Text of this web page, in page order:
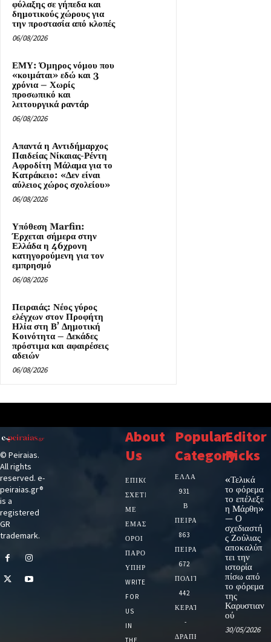
φύλαξης σε γήπεδα και
δημοτικούς χώρους για
την προστασία από κλοπές
06/08/2026
ΕΜΥ: Όμηρος νόμου που
«κοιμάται» εδώ και 3
χρόνια – Χωρίς
προσωπικό και
λειτουργικά ραντάρ
06/08/2026
Απαντά η Αντιδήμαρχος
Παιδείας Νίκαιας-Ρέντη
Αφροδίτη Μάλαμα για το
Κατράκειο: «Δεν είναι
αύλειος χώρος σχολείου»
06/08/2026
Υπόθεση Marfin:
Έρχεται σήμερα στην
Ελλάδα η 46χρονη
κατηγορούμενη για τον
εμπρησμό
06/08/2026
Πειραιάς: Νέος γύρος
ελέγχων στον Προφήτη
Ηλία στη Β’ Δημοτική
Κοινότητα – Δεκάδες
πρόστιμα και αφαιρέσεις
αδειών
06/08/2026
© Peiraias.
All rights
reserved. e-
peiraias.gr®
is a
registered
GR
trademark.
About
Us
ΕΠΙΚΟΙΝΩΝΙΑ
ΣΧΕΤΙΚΆ
ΜΕ
ΕΜΆΣ
ΌΡΟΙ
ΠΑΡΟΧΉΣ
ΥΠΗΡΕΣΙΏΝ
WRITE
FOR
US
IN
THE
Popular
Category
ΕΛΛΑΔΑ
931
Β
ΠΕΙΡΑΙΑ
863
ΠΕΙΡΑΙΑΣ
672
ΠΟΛΙΤΙΚΗ
442
ΚΕΡΑΤΣΙΝΙ
-
ΔΡΑΠΕΤΣΩΝΑ
Editor
Picks
«Τελικά
το φόρεμα
το επέλεξε
η Μάρθη»
— Ο
σχεδιαστή
ς Ζούλιας
αποκαλύπ
τει την
ιστορία
πίσω από
το φόρεμα
της
Καρυστιαν
ού
30/05/2026